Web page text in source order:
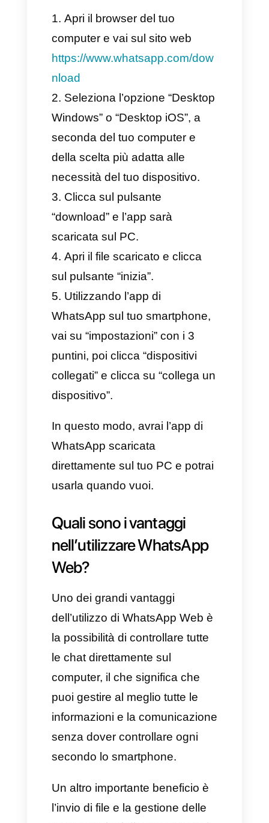
tutti i messaggi, i gruppi e le
chat verranno sincronizzati
direttamente con la versione
web di WhatsApp.
Come scaricare l’app di
WhatsApp web sul PC?
(Guida Dettagliata)
Scaricare l’app di WhatsApp è
davvero semplice e veloce,
l’installazione è abbastanza
intuitiva e il suo utilizzo è ottimo,
puoi seguire la procedura
dettagliata qui.
Apri il browser del tuo
https://www.whatsapp.com/dow
nload
Seleziona l’opzione “Desktop
seconda del tuo computer e
della scelta più adatta alle
Clicca sul pulsante
“download” e l’app sarà
scaricata sul PC.
Apri il file scaricato e clicca
sul pulsante “inizia”.
Utilizzando l’app di
WhatsApp sul tuo smartphone,
vai su “impostazioni” con i 3
puntini, poi clicca “dispositivi